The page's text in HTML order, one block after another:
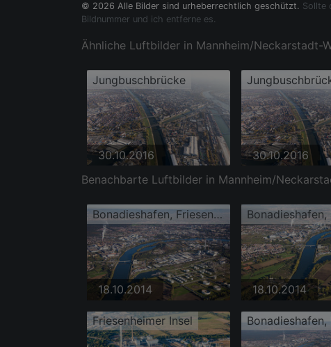
© 2026 Alle Bilder sind urheberrechtlich geschützt. Sollte
Bildnummer und ich entferne es.
Ähnliche Luftbilder in Mannheim/Neckarstadt-
Jungbuschbrücke
30.10.2016 30.10.2016
Benachbarte Luftbilder in Mannheim/
Bonadieshafen, Friesenheimer Insel
18.10.2014 18.10.2014
Friesenheimer Insel